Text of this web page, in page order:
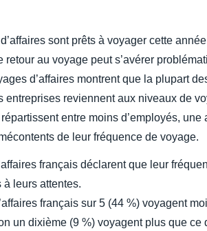
sont prêts à voyager cette
au voyage peut s’avérer
d’affaires montrent que la plupart
entreprises reviennent aux niveaux de
entre moins d’employés, une
de leur fréquence de voyage.
français déclarent que leur
leurs attentes.
français sur 5 (44 %) voyagent
un dixième (9 %) voyagent plus que ce